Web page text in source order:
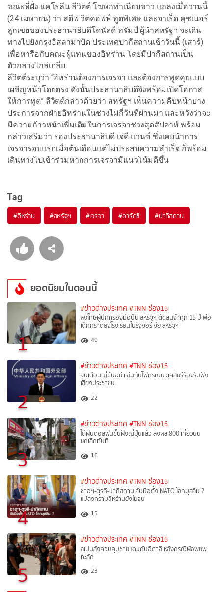
ขณะที่ฝั่ง แคโรลีน ลีวิตต์ โฆษกทำเนียบขาว แถลงเมื่อวานนี้
(24 เมษายน) ว่า สตีฟ วิตคอฟฟ์ ทูตพิเศษ และจาเร็ด คุชเนอร์
ลูกเขยของประธานาธิบดีโดนัลด์ ทรัมป์ ผู้นำสหรัฐฯ จะเดิน
ทางไปยังกรุงอิสลามาบัด ประเทศปากีสถานเช้าวันนี้ (เสาร์)
เพื่อหารือกับคณะผู้แทนของอิหร่าน โดยมีปากีสถานเป็น
ตัวกลางไกล่เกลี่ย
ลีวิตต์ระบุว่า “อิหร่านต้องการเจรจา และต้องการพูดคุยแบบ
เผชิญหน้าโดยตรง ดังนั้นประธานาธิบดีจึงพร้อมเปิดโอกาส
ให้การทูต” ลีวิตต์กล่าวด้วยว่า สหรัฐฯ เห็นความคืบหน้าบาง
ประการจากฝ่ายอิหร่านในช่วงไม่กี่วันที่ผ่านมา และหวังว่าจะ
มีความก้าวหน้าเพิ่มเติมในการเจรจาช่วงสุดสัปดาห์ พร้อม
กล่าวเสริมว่า รองประธานาธิบดี เจดี แวนซ์ ซึ่งเคยนำการ
เจรจารอบแรกเมื่อต้นเดือนแต่ไม่ประสบความสำเร็จ ก็พร้อม
เดินทางไปเข้าร่วมหากการเจรจามีแนวโน้มดีขึ้น
Tag
#อิหร่าน #สหรัฐฯ #เจรจา #อารักชี #ปากีสถาน
ยอดนิยมในตอนนี้
1
#ข่าวต่างประเทศ #TNN ช่อง16
ลงโทษผู้ปกครองมือปืน สหรัฐฯ ตัดสินจำคุก 15 ปี พ่อ
เด็กกราดยิงโรงเรียนในรัฐจอร์เจีย สหรัฐฯ
40
2
#ข่าวต่างประเทศ #TNN ช่อง16
จีนเตือนญี่ปุ่นอย่าเล่นกับไฟกรณีนิวเคลียร์ร้องรับฟัง
เสียงประชาชน
22
3
#ข่าวต่างประเทศ #TNN ช่อง16
ไต้ฝุ่นดอลฟินขึ้นฝั่งญี่ปุ่นแล้ว ส่งผล 800 เที่ยวบิน
ยกเลิกทันที
16
4
#ข่าวต่างประเทศ #TNN ช่อง16
ซาอุฯ-ตุรกี-ปากีสถาน จับมือตั้ง NATO โลกมุสลิม ?
แม้สงครามอิหร่านยังไม่จบ
15
5
#ข่าวต่างประเทศ #TNN ช่อง16
สเปนสั่งควบคุมชายแดนกับอิตาลี หลังกรณีผู้อพยพ
ทะลัก
23